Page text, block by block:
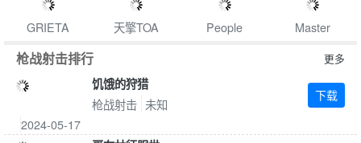
GRIETA 天擎TOA People Master
枪战射击排行 更多
饥饿的狩猎
枪战射击 未知
2024-05-17
下载